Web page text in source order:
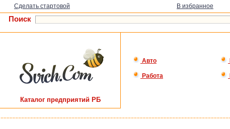
Сделать стартовой В избранное
Поиск
Каталог предприятий РБ
Авто
Работа